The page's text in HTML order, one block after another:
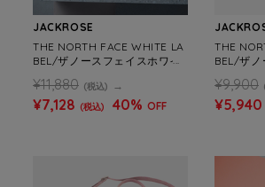
JACKROSE
THE NORTH FACE WHITE LA
BEL/ザノースフェイスホワイ
¥11,880 (税込)
¥7,128 (税込) 40% OFF
THE
BEL/ザノ
¥9,900
¥5,940